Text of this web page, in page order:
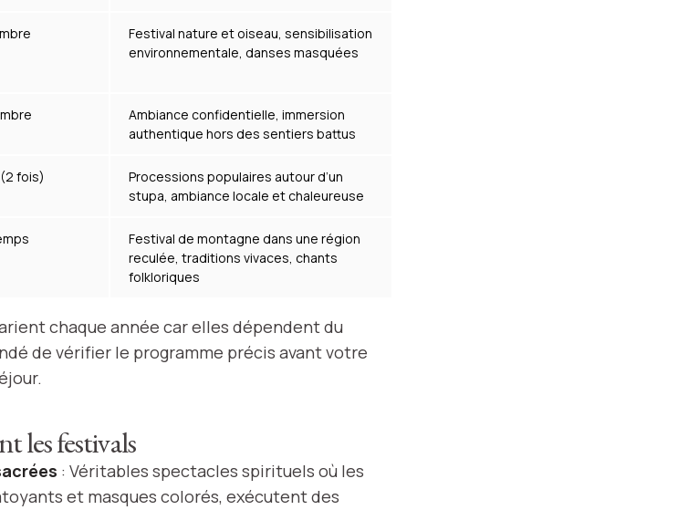
Festival nature et oiseau, sensibilisation
environnementale, danses masquées
Ambiance confidentielle, immersion
authentique hors des sentiers battus
fois)
Processions populaires autour d’un
stupa, ambiance locale et chaleureuse
Festival de montagne dans une région
reculée, traditions vivaces, chants
folkloriques
chaque année car elles dépendent du
de vérifier le programme précis avant votre
les festivals
: Véritables spectacles spirituels où les
et masques colorés, exécutent des